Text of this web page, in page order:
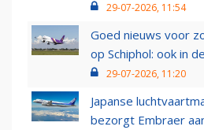
29-07-2026, 11:54
Goed nieuws voor
op Schiphol: ook in
29-07-2026, 11:20
Japanse
bezorgt Embraer